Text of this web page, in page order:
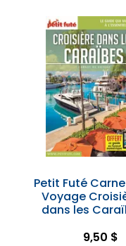
Petit Futé
Voyage
dans les
9,50 $